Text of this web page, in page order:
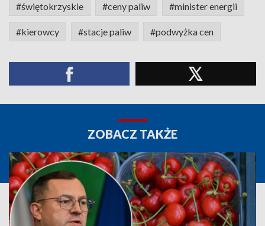
#świętokrzyskie #ceny paliw #minister energii
#kierowcy #stacje paliw #podwyżka cen
ZOBACZ TAKŻE